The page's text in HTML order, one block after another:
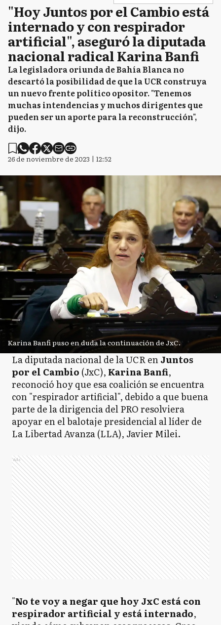
"Hoy Juntos por el Cambio está
internado y con respirador
artificial", aseguró la diputada
nacional radical Karina Banfi
La legisladora oriunda de Bahía Blanca no
descartó la posibilidad de que la UCR construya
un nuevo frente político opositor. "Tenemos
muchas intendencias y muchos dirigentes que
pueden ser un aporte para la reconstrucción",
dijo.
26 de noviembre de 2023 | 12:52
Karina Banfi puso en duda la continuación de JxC.
La diputada nacional de la UCR enJuntos
por el Cambio (JxC), Karina Banfi,
reconoció hoy que esa coalición se encuentra
con "respirador artificial", debido a que buena
parte de la dirigencia del PRO resolviera
apoyar en el balotaje presidencial al líder de
La Libertad Avanza (LLA), Javier Milei.
Ads
"No te voy a negar que hoy JxC está con
respirador artificial y está internado,